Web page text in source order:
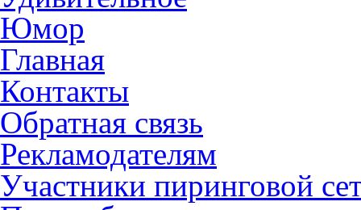
Юмор
Главная
Контакты
Обратная связь
Рекламодателям
Участники пиринговой